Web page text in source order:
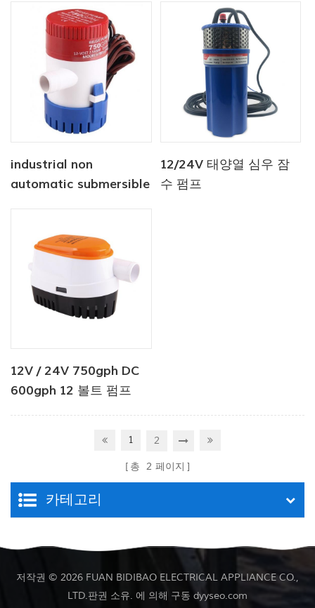
industrial non
automatic submersible
12/24V 태양열 심우 잠
수 펌프
12V / 24V 750gph DC
600gph 12 볼트 펌프
1 2
총 2 페이지
카테고리
저작권 © 2026 FUAN BIDIBAO ELECTRICAL APPLIANCE CO.,
LTD.판권 소유. 에 의해 구동 dyyseo.com